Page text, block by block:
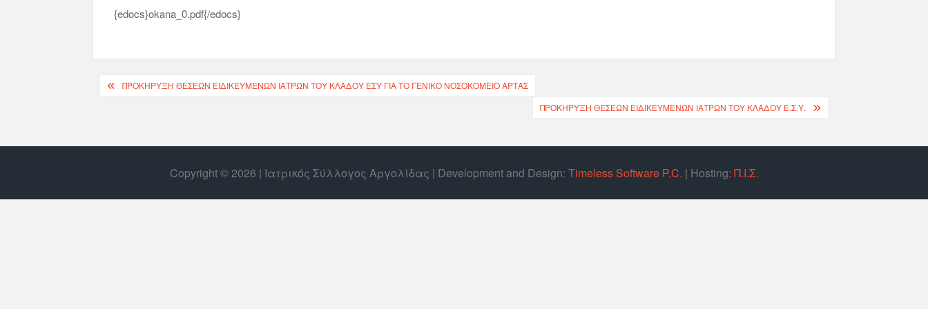
{edocs}okana_0.pdf{/edocs}
ΠΡΟΚΉΡΥΞΗ ΘΈΣΕΩΝ ΕΙΔΙΚΕΥΜΈΝΩΝ ΙΑΤΡΏΝ ΤΟΥ ΚΛΆΔΟΥ ΕΣΥ ΓΙΑ ΤΟ ΓΕΝΙΚΌ ΝΟΣΟΚΟΜΕΊΟ ΆΡΤΑΣ
ΠΡΟΚΉΡΥΞΗ ΘΈΣΕΩΝ ΕΙΔΙΚΕΥΜΈΝΩΝ ΙΑΤΡΏΝ ΤΟΥ ΚΛΆΔΟΥ Ε.Σ.Υ.
Copyright © 2026 | Ιατρικός Σύλλογος Αργολίδας | Develοpment and Design: Timeless Software P.C. | Hosting: Π.Ι.Σ.